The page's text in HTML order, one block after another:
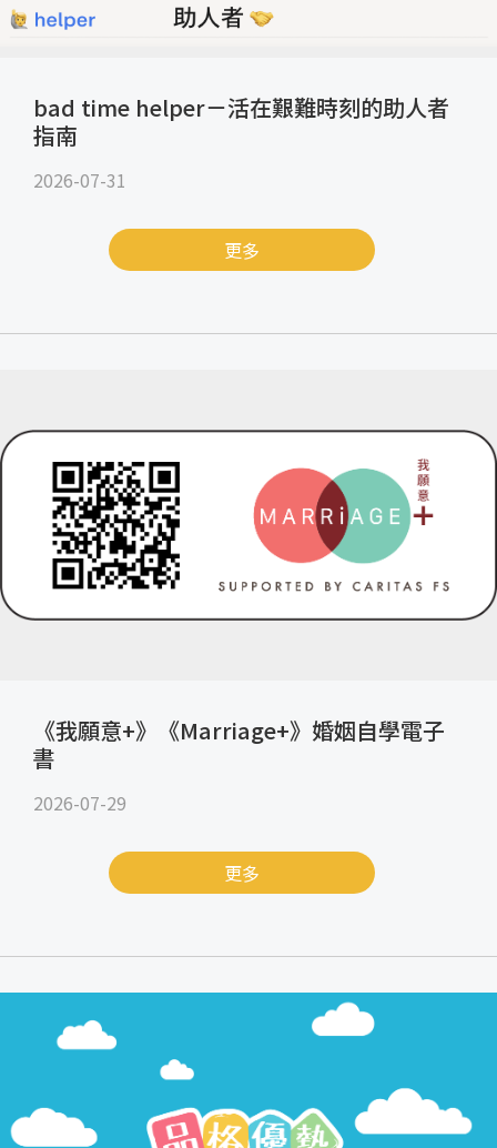
bad time helper－活在艱難時刻的助人者
指南
2026-07-31
更多
《我願意+》《Marriage+》婚姻自學電子
書
2026-07-29
更多